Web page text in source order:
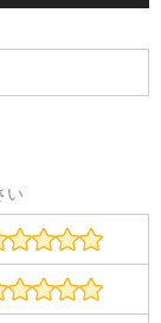
医療・福祉・
不動産・保険・サ
い